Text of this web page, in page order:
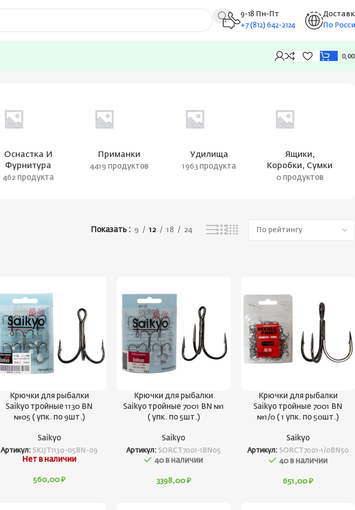
9-18 Пн-Пт
+7 (812) 642-2124
По
Оснастка И
Фурнитура
462 продукта
Приманки
4419 продуктов
Удилища
1963 продукта
Ящики,
Коробки, Сумки
0 продуктов
Показать 9 12 18 24
Крючки для рыбалки
Saikyo тройные 1130 BN
№05 ( упк. по 9шт.)
Saikyo
Артикул: SKIJT1130-05BN-09
Нет в наличии
560,00 ₽
Крючки для рыбалки
Saikyo тройные 7001 BN №1
( упк. по 5шт.)
Saikyo
Артикул: SORCT7001-1BN05
40 в наличии
3398,00 ₽
Крючки для рыбалки
Saikyo тройные 7001 BN
№1/0 ( 1 упк. по 50шт.)
Saikyo
Артикул: SORCT7001-1/0BN50
40 в наличии
651,00 ₽